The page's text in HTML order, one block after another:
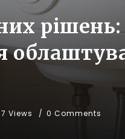
Views 0 Comments